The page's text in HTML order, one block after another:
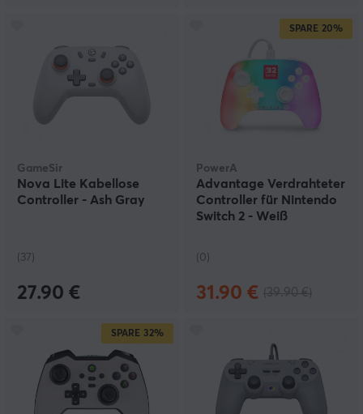
GameSir
Nova Lite Kabellose
Controller - Ash Gray
(37)
27.90 €
SPARE 20%
PowerA
Advantage Verdrahteter
Controller für Nintendo
Switch 2 - Weiß
(0)
31.90 €
SPARE 32%